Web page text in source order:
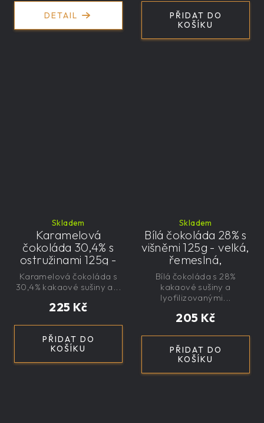
DETAIL
PŘIDAT DO
KOŠÍKU
Skladem
Karamelová
čokoláda 30,4% s
ostružinami 125g -
velká, řemeslná,
exkluzivní, dárková
225 Kč
PŘIDAT DO
KOŠÍKU
Karamelová čokoláda s
30,4% kakaové sušiny a...
Skladem
Bílá čokoláda 28% s
višněmi 125g - velká,
řemeslná,
exkluzivní, dárková
205 Kč
PŘIDAT DO
KOŠÍKU
Bílá čokoláda s 28%
kakaové sušiny a
lyofilizovanými...